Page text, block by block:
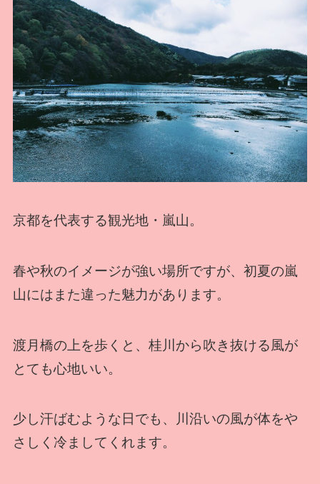
京都を代表する観光地・嵐山。
春や秋のイメージが強い場所ですが、初夏の嵐
山にはまた違った魅力があります。
渡月橋の上を歩くと、桂川から吹き抜ける風が
とても心地いい。
少し汗ばむような日でも、川沿いの風が体をや
さしく冷ましてくれます。